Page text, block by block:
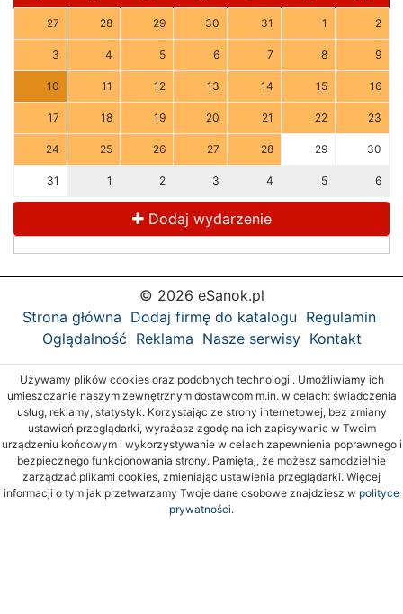
27 28 29 30 31 1 2
3 4 5 6 7 8 9
10 11 12 13 14 15 16
17 18 19 20 21 22 23
24 25 26 27 28 29 30
31 1 2 3 4 5 6
Dodaj wydarzenie
© 2026 eSanok.pl
Strona główna Dodaj firmę do katalogu Regulamin
Oglądalność Reklama Nasze serwisy Kontakt
Używamy plików cookies oraz podobnych technologii. Umożliwiamy ich
umieszczanie naszym zewnętrznym dostawcom m.in. w celach: świadczenia
usług, reklamy, statystyk. Korzystając ze strony internetowej, bez zmiany
ustawień przeglądarki, wyrażasz zgodę na ich zapisywanie w Twoim
urządzeniu końcowym i wykorzystywanie w celach zapewnienia poprawnego i
bezpiecznego funkcjonowania strony. Pamiętaj, że możesz samodzielnie
zarządzać plikami cookies, zmieniając ustawienia przeglądarki. Więcej
informacji o tym jak przetwarzamy Twoje dane osobowe znajdziesz w polityce
prywatności.